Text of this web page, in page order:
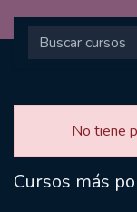
No tiene
Cursos más